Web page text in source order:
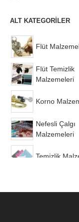
ALT KATEGORILER
Flüt
Flüt Temizlik
Malzemeleri
Korno
Nefesli Çalgı
Malzemeleri
Temizlik